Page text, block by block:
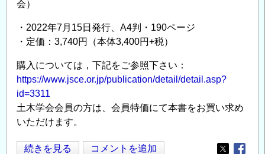
会）
・2022年7月15日発行、A4判・190ページ
・定価：3,740円（本体3,400円+税）
購入については，下記をご参照下さい：
https://www.jsce.or.jp/publication/detail/detail.asp?
id=3311
土木学会会員の方は、会員特価にて本書をお買い求め
いただけます。
土
続きを見る コメントを追加